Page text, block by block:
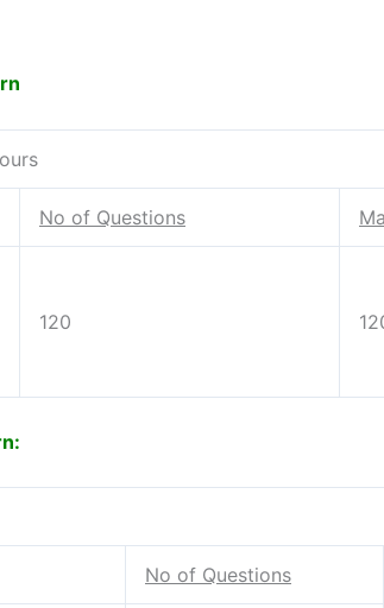
No of Questions
120
No of Questions